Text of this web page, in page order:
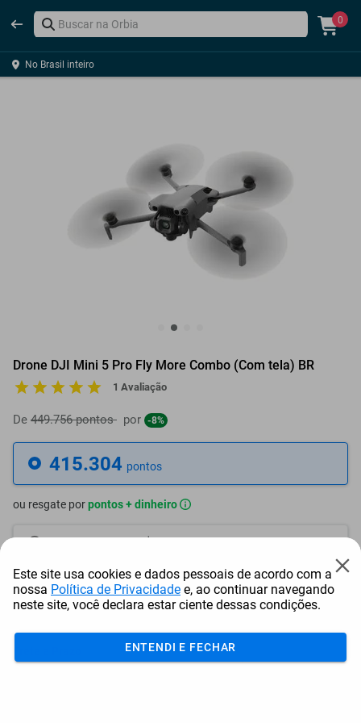
0
No Brasil inteiro
Drone DJI Mini 5 Pro Fly More Combo (Com tela) BR
1 Avaliação
De 449.756 pontos por -8%
415.304 pontos
ou resgate porpontos + dinheiro
373.774 + R$ 1.910,38
353.009 pontos + R$ 2.865,57
332.244 pontos + R$ 3.820,76
Este site usa cookies e dados pessoais de acordo com a
nossa Política de Privacidade e, ao continuar navegando
neste site, você declara estar ciente dessas condições.
ENTENDI E FECHAR